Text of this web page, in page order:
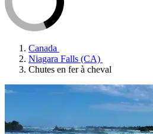
Canada
Niagara Falls (CA)
Chutes en fer à cheval